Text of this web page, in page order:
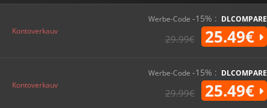
Kontoverkauv
Werbe-Code -15% : DLCOMPARE
29.99€ 25.49€
Kontoverkauv
Werbe-Code -15% : DLCOMPARE
29.99€ 25.49€